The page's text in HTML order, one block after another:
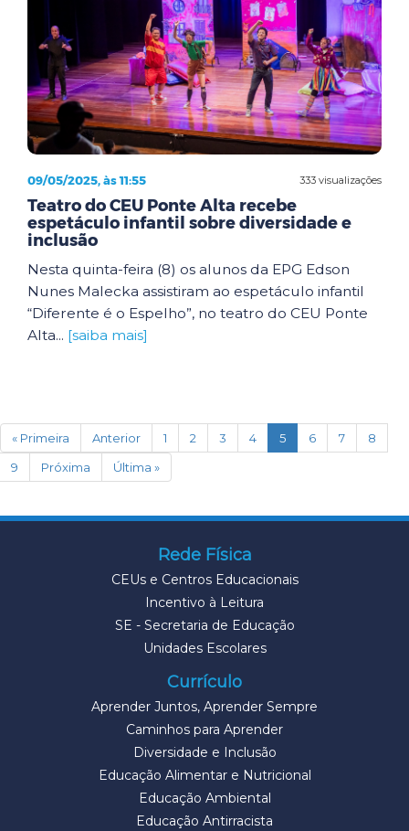
333 visualizações
09/05/2025, às 11:55
Teatro do CEU Ponte Alta recebe
espetáculo infantil sobre diversidade e
inclusão
Nesta quinta-feira (8) os alunos da EPG Edson
Nunes Malecka assistiram ao espetáculo infantil
“Diferente é o Espelho”, no teatro do CEU Ponte
Alta... [saiba mais]
« Primeira Anterior 1 2 3 4 5(current)
6 7
8
9
Próxima Última »
Rede Física
CEUs e Centros Educacionais
Incentivo à Leitura
SE - Secretaria de Educação
Unidades Escolares
Currículo
Aprender Juntos, Aprender Sempre
Caminhos para Aprender
Diversidade e Inclusão
Educação Alimentar e Nutricional
Educação Ambiental
Educação Antirracista